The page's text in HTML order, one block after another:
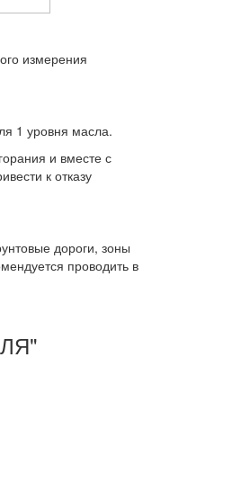
измерения
1 уровня масла.
и вместе с
к отказу
дороги, зоны
проводить в